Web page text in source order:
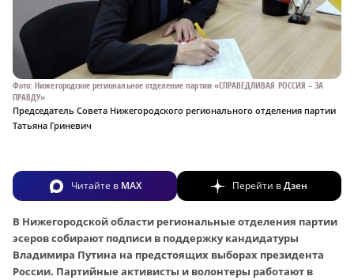
Фото: Нижегородское региональное отделение партии «СПРАВЕДЛИВАЯ РОССИЯ – ЗА
ПРАВДУ»
Председатель Совета Нижегородского регионального отделения партии
Татьяна Гриневич
Читайте в MAX Перейти вДзен
В Нижегородской области региональные отделения партии
эсеров собирают подписи в поддержку кандидатуры
Владимира Путина на предстоящих выборах президента
России. Партийные активисты и волонтеры работают в